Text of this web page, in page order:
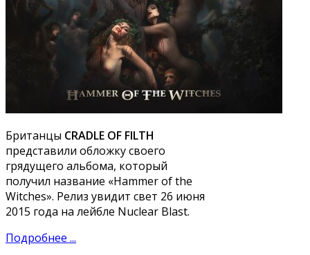
Британцы CRADLE OF FILTH
представили обложку своего
грядущего альбома, который
получил название «Hammer of the
Witches». Релиз увидит свет 26 июня
2015 года на лейбле Nuclear Blast.
Подробнее ...